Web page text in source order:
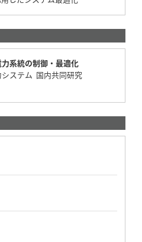
系統の制御・最適化
ステム 国内共同研究